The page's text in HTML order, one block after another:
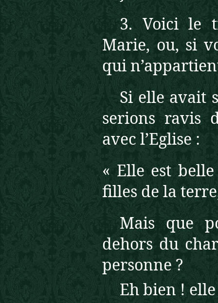
3. Voici le
Marie, ou, si
qui
Si elle avait
serions ravis
avec l’Eglise :
« Elle est
filles de la
Mais que
dehors du
personne ?
Eh bien !